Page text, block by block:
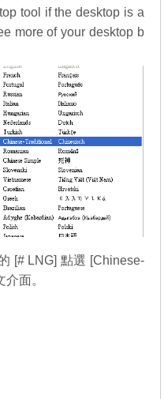
tool if the desktop is a
more of your desktop b
[# LNG] 點選 [Chinese-
面。